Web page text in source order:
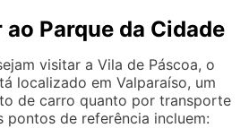
Parque da Cidade
visitar a Vila de Páscoa, o
localizado em Valparaíso, um
de carro quanto por transporte
pontos de referência incluem: